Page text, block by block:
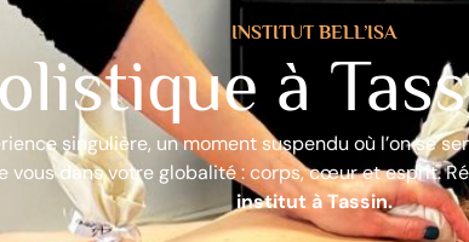
INSTITUT BELL’ISA
à
singulière, un moment suspendu où l’on se
vous dans votre globalité : corps, cœur et esprit.
institut à Tassin.